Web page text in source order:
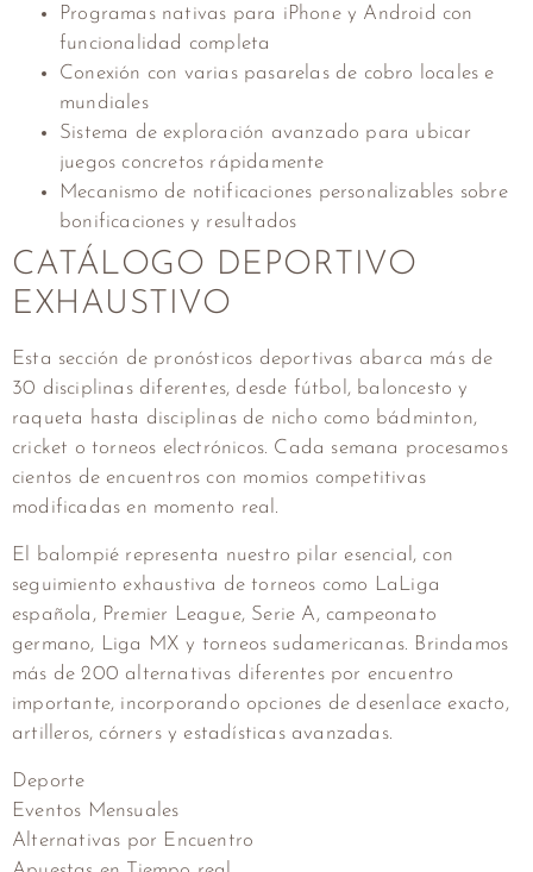
Programas nativas para iPhone y Android con
funcionalidad completa
Conexión con varias pasarelas de cobro locales e
mundiales
Sistema de exploración avanzado para ubicar
juegos concretos rápidamente
Mecanismo de notificaciones personalizables sobre
bonificaciones y resultados
CATÁLOGO DEPORTIVO
EXHAUSTIVO
Esta sección de pronósticos deportivas abarca más de
30 disciplinas diferentes, desde fútbol, baloncesto y
raqueta hasta disciplinas de nicho como bádminton,
cricket o torneos electrónicos. Cada semana procesamos
cientos de encuentros con momios competitivas
modificadas en momento real.
El balompié representa nuestro pilar esencial, con
seguimiento exhaustiva de torneos como LaLiga
española, Premier League, Serie A, campeonato
germano, Liga MX y torneos sudamericanas. Brindamos
más de 200 alternativas diferentes por encuentro
importante, incorporando opciones de desenlace exacto,
artilleros, córners y estadísticas avanzadas.
Deporte
Eventos Mensuales
Alternativas por Encuentro